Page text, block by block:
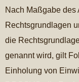
Nach Maßgabe des
Rechtsgrundlagen
die
genannt wird, gilt
Einholung von